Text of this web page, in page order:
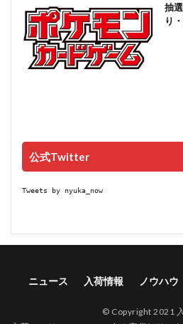
抽
り
公式Twitter
Tweets by nyuka_now
ニュース 入荷情報 ノウハウ
© Copyright 2021